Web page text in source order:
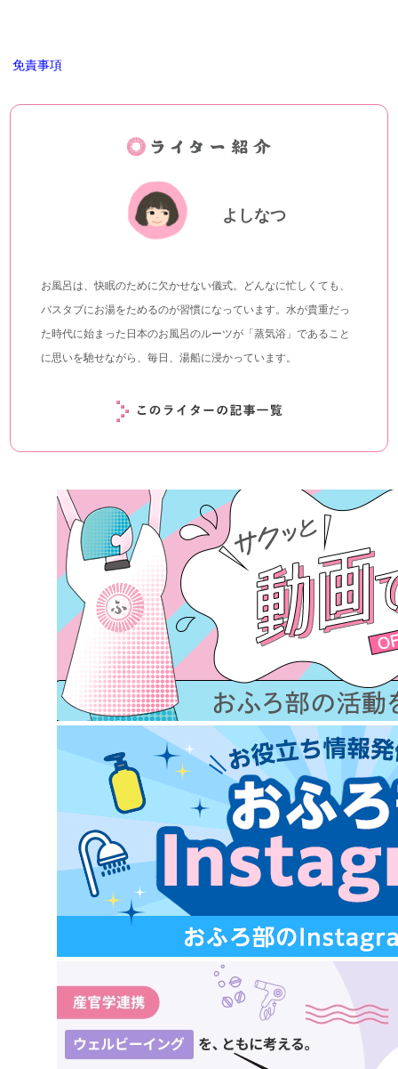
免責事項
よしなつ
お風呂は、快眠のために欠かせない儀式。どんなに忙しくても、
バスタブにお湯をためるのが習慣になっています。水が貴重だっ
た時代に始まった日本のお風呂のルーツが「蒸気浴」であること
に思いを馳せながら、毎日、湯船に浸かっています。